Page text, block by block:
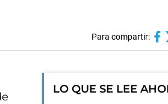
Para compartir:
LO QUE SE LEE